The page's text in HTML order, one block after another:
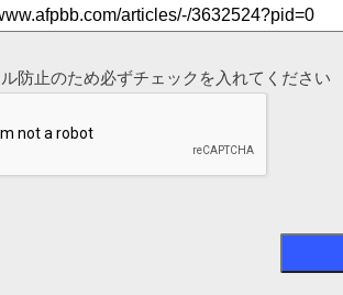
防止のため必ずチェックを入れてください